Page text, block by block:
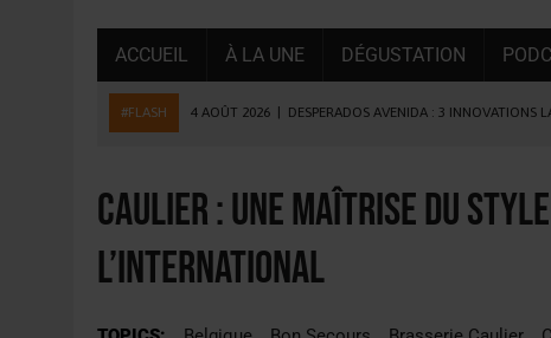
ACCUEIL À LA UNE DÉGUSTATION
#FLASH 4 AOÛT 2026 DESPERADOS AVENIDA : 3 INNOVATIONS
3 AOÛT 2026 CONSOMMATION : LA VISION DU GROUPE ANTHONY
31 JUILLET 2026 PODCAST – BRASSERIE SAINTE COLOMBE, 30 ANS,
31 JUILLET 2026 | JUIN EN CHR : LA BIÈRE RESTE EN TÊTE,
Caulier : une maîtrise du
l’international